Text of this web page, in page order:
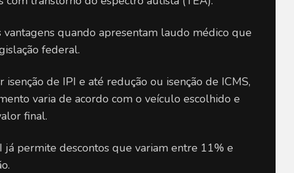
vantagens quando apresentam laudo médico que
federal.
de IPI e até redução ou isenção de ICMS,
varia de acordo com o veículo escolhido e
final.
já permite descontos que variam entre 11% e